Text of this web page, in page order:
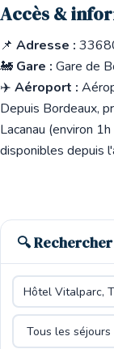
Accès &
📌 Adresse :
🚂 Gare : Gare de
✈️ Aéroport :
Depuis Bordeaux,
Lacanau (environ
disponibles depuis
🔍